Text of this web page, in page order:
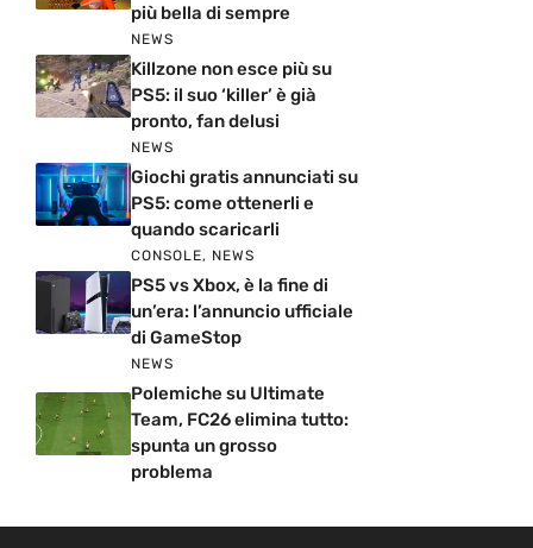
più bella di sempre
NEWS
Killzone non esce più su
PS5: il suo ‘killer’ è già
pronto, fan delusi
NEWS
Giochi gratis annunciati su
PS5: come ottenerli e
quando scaricarli
CONSOLE, NEWS
PS5 vs Xbox, è la fine di
un’era: l’annuncio ufficiale
di GameStop
NEWS
Polemiche su Ultimate
Team, FC26 elimina tutto:
spunta un grosso
problema